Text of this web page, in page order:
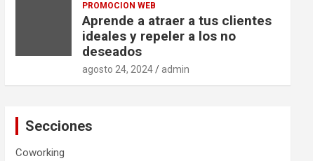
PROMOCION WEB
Aprende a atraer a tus clientes
ideales y repeler a los no
deseados
agosto 24, 2024 admin
Secciones
Coworking